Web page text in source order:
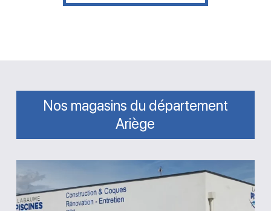
Nos magasins du département
Ariège
Magasin